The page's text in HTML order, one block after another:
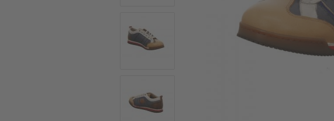
Jagdschuhe
Gummistiefel
Zwiegenähte Jagdschuhe
Pflege und Leisten -
Sandalen Komfort
Slipper Komfort
Sneaker Komfort
Stiefel Komfort